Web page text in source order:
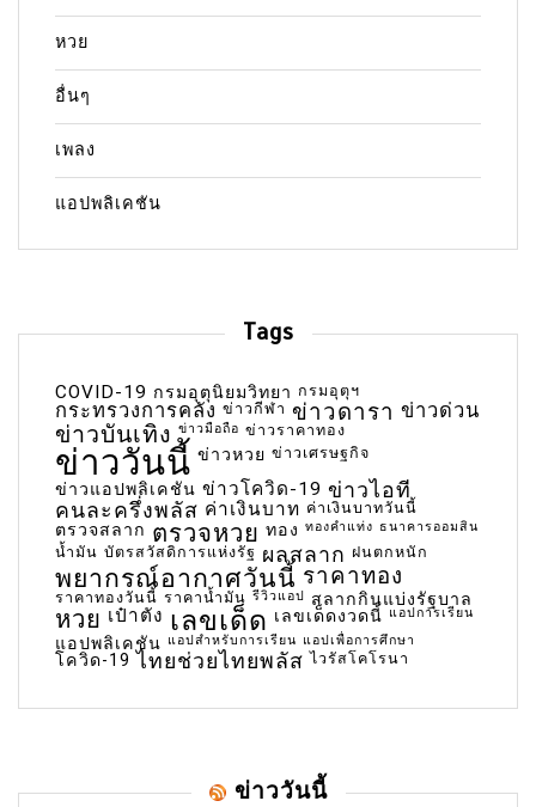
หวย
อื่นๆ
เพลง
แอปพลิเคชัน
Tags
COVID-19 กรมอุตุนิยมวิทยา กรมอุตุฯ
กระทรวงการคลัง ข่าวกีฬา ข่าวดารา ข่าวด่วน
ข่าวบันเทิง ข่าวมือถือ ข่าวราคาทอง
ข่าววันนี้ ข่าวหวย ข่าวเศรษฐกิจ
ข่าวแอปพลิเคชัน ข่าวโควิด-19 ข่าวไอที
คนละครึ่งพลัส ค่าเงินบาท ค่าเงินบาทวันนี้
ตรวจสลาก ตรวจหวย ทอง ทองคำแท่ง ธนาคารออมสิน
น้ำมัน บัตรสวัสดิการแห่งรัฐ ผลสลาก ฝนตกหนัก
พยากรณ์อากาศวันนี้ ราคาทอง
ราคาทองวันนี้ ราคาน้ำมัน รีวิวแอป สลากกินแบ่งรัฐบาล
หวย เป๋าตัง เลขเด็ด เลขเด็ดงวดนี้ แอปการเรียน
แอปพลิเคชัน แอปสำหรับการเรียน แอปเพื่อการศึกษา
โควิด-19 ไทยช่วยไทยพลัส ไวรัสโคโรนา
ข่าววันนี้